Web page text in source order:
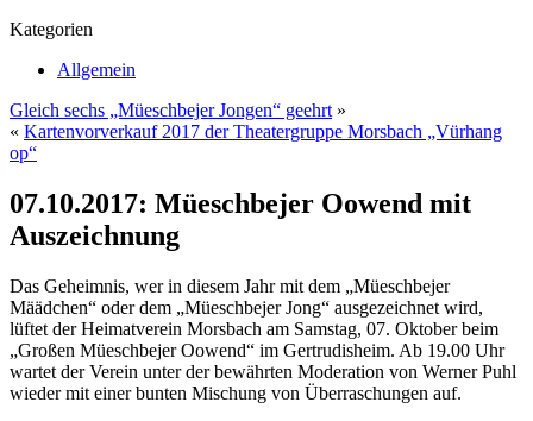
Kategorien
Allgemein
Gleich sechs „Müeschbejer Jongen“ geehrt »
« Kartenvorverkauf 2017 der Theatergruppe Morsbach „Vürhang
op“
07.10.2017: Müeschbejer Oowend mit
Auszeichnung
Das Geheimnis, wer in diesem Jahr mit dem „Müeschbejer
Määdchen“ oder dem „Müeschbejer Jong“ ausgezeichnet wird,
lüftet der Heimatverein Morsbach am Samstag, 07. Oktober beim
„Großen Müeschbejer Oowend“ im Gertrudisheim. Ab 19.00 Uhr
wartet der Verein unter der bewährten Moderation von Werner Puhl
wieder mit einer bunten Mischung von Überraschungen auf.